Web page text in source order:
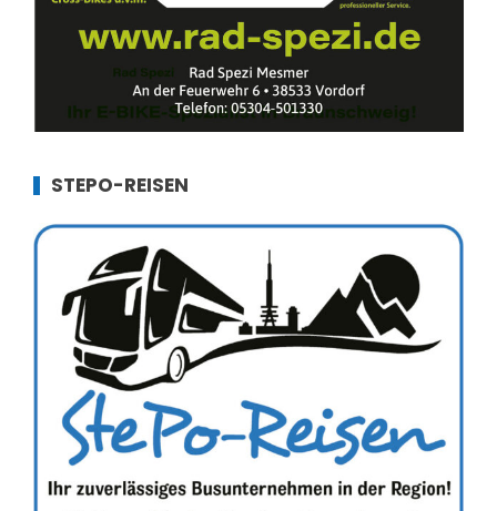
STEPO-REISEN